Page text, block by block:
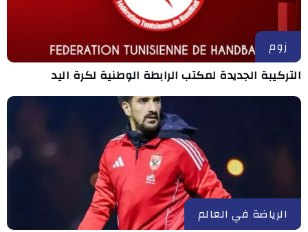
زوم
التركيبة الجديدة لمكتب الرابطة الوطنية لكرة اليد
الرياضة في العالم